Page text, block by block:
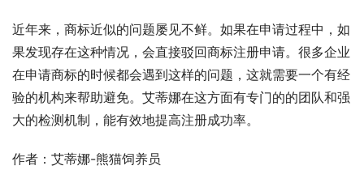
近年来，商标近似的问题屡见不鲜。如果在申请过程中，如
果发现存在这种情况，会直接驳回商标注册申请。很多企业
在申请商标的时候都会遇到这样的问题，这就需要一个有经
验的机构来帮助避免。艾蒂娜在这方面有专门的的团队和强
大的检测机制，能有效地提高注册成功率。
作者：艾蒂娜-熊猫饲养员